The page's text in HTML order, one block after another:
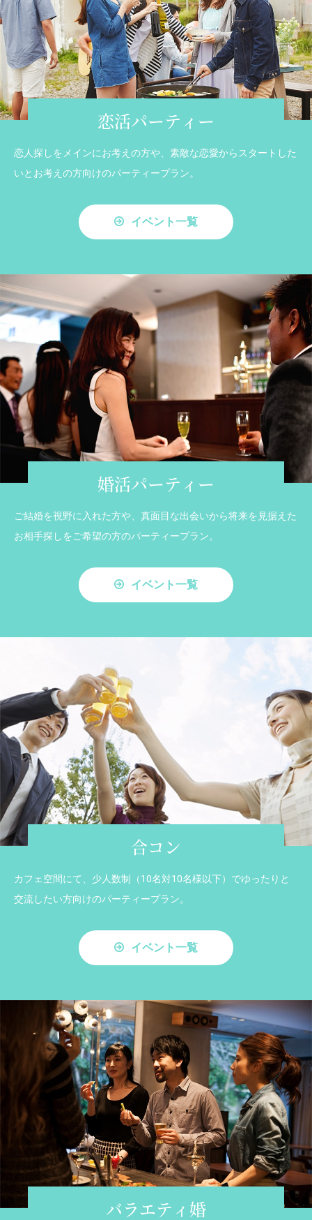
恋活パーティー
恋人探しをメインにお考えの方や、素敵な恋愛からスタートした
いとお考えの方向けのパーティープラン。
イベント一覧
婚活パーティー
ご結婚を視野に入れた方や、真面目な出会いから将来を見据えた
お相手探しをご希望の方のパーティープラン。
イベント一覧
合コン
カフェ空間にて、少人数制（10名対10名様以下）でゆったりと
交流したい方向けのパーティープラン。
イベント一覧
バラエティ婚